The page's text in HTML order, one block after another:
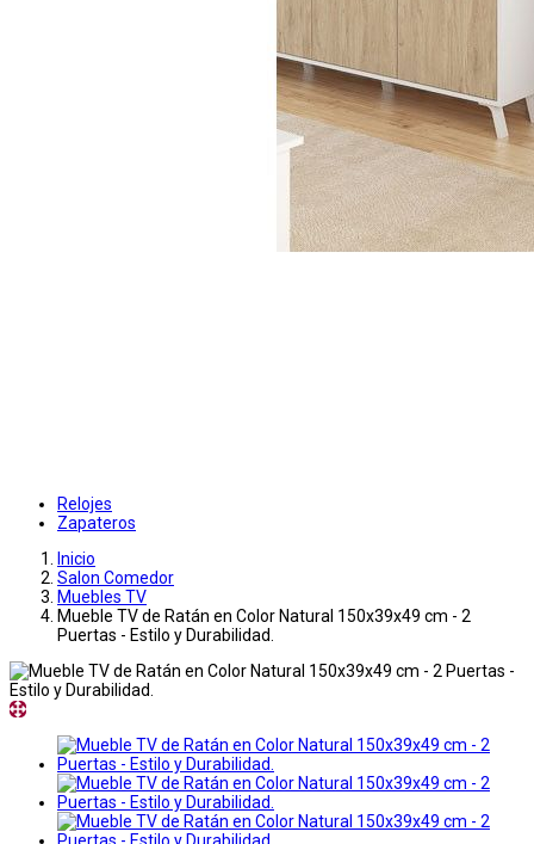
Relojes
Zapateros
Inicio
Salon Comedor
Muebles TV
Mueble TV de Ratán en Color Natural 150x39x49 cm - 2
Puertas - Estilo y Durabilidad.